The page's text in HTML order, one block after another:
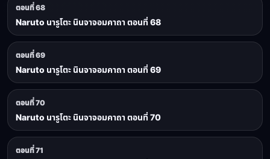
ตอนที่ 68
Naruto นารูโตะ นินจาจอมคาถา ตอนที่ 68
ตอนที่ 69
Naruto นารูโตะ นินจาจอมคาถา ตอนที่ 69
ตอนที่ 70
Naruto นารูโตะ นินจาจอมคาถา ตอนที่ 70
ตอนที่ 71